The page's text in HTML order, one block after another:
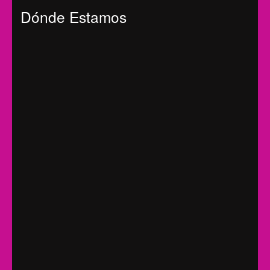
Dónde Estamos